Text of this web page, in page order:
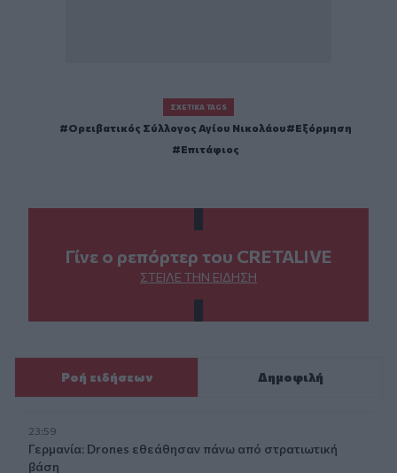
ΣΧΕΤΙΚΆ TAGS
Ορειβατικός Σύλλογος Αγίου Νικολάου
Εξόρμηση
Επιτάφιος
Γίνε ο ρεπόρτερ του CRETALIVE
ΣΤΕΊΛΕ ΤΗΝ ΕΊΔΗΣΗ
Ροή ειδήσεων Δημοφιλή
23:59
Γερμανία: Drones εθεάθησαν πάνω από στρατιωτική
βάση